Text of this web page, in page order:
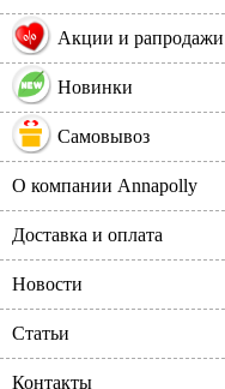
% Акции и рапродажи
Новинки
Самовывоз
О компании Annapolly
Доставка и оплата
Новости
Статьи
Контакты